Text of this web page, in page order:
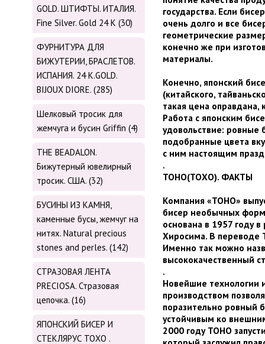
GOLD. ШТИФТЫ. ИТАЛИЯ.
Fine Silver. Gold 24 K (30)
ФУРНИТУРА ДЛЯ
БИЖУТЕРИИ, БРАСЛЕТОВ.
ИСПАНИЯ. 24 K.GOLD.
BIJOUX DIORE. (285)
Шелковый тросик для
жемчуга и бусин Griffin (4)
THE BEADALON.
Бижутерный ювелирный
тросик. США. (32)
БУСИНЫ ИЗ КАМНЯ,
каменные бусы, жемчуг на
нитях. Natural precious
stones and perles. (142)
СТРАЗОВАЯ ЛЕНТА
PRECIOSA. Стразовая
цепочка. (16)
ЯПОНСКИЙ БИСЕР И
СТЕКЛЯРУС TOХО .
государства. Если
очень долго и все
геометрические
конечно же при
материалы.
Конечно, японский
(китайского,
такая цена оправдана,
Работа с японским
удовольствие: ровные
подобранные цвета
с ним настоящим
.
TOHO(ТОХО). ФАКТЫ
Компания «TOHO»
бисер необычных
основана в 1957 году
Хиросима. В переводе
Именно так можно
высококачественный
.
Новейшие технологии
производством
поразительно ровный
устойчивым ко
2000 году TOHO